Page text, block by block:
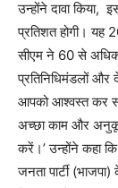
उन्होंने दावा किया,
प्रतिशत होगी। यह
सीएम ने 60 से अधिक
प्रतिनिधिमंडलों
आपको आश्वस्त कर
अच्छा काम और
करें।’ उन्होंने कहा
जनता पार्टी